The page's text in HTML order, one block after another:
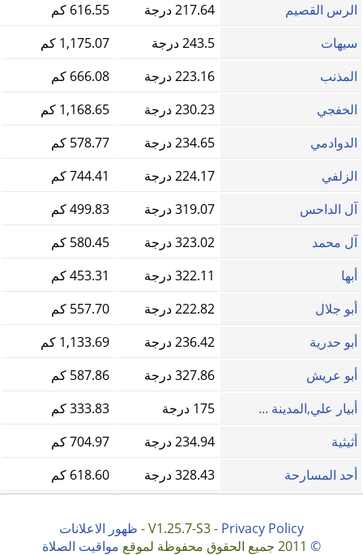
الرس القصيم
217.64 درجة
616.55 كم
سيهات
243.5 درجة
1,175.07 كم
المذنب
223.16 درجة
666.08 كم
الخفجي
230.23 درجة
1,168.65 كم
الدوادمي
234.65 درجة
578.77 كم
الزلفي
224.17 درجة
744.41 كم
آل الداحس
319.07 درجة
499.83 كم
آل محمد
323.02 درجة
580.45 كم
أبها
322.11 درجة
453.31 كم
أبو جلال
222.82 درجة
557.70 كم
أبو حدرية
236.42 درجة
1,133.69 كم
أبو عريش
327.86 درجة
587.86 كم
أبيار علي,المدينة ...
175 درجة
333.83 كم
أثيثية
234.94 درجة
704.97 كم
أحد المسارحة
328.43 درجة 618.60 كم
V1.25.7-S3 - Privacy Policy
- ظهور الاعلانات
©
مواقيت الصلاة